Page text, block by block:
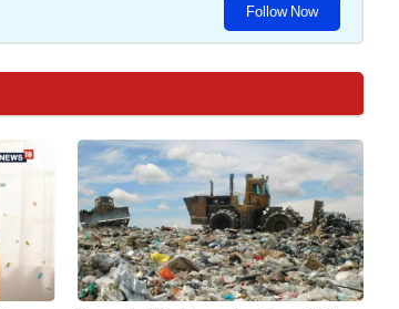
Follow Now